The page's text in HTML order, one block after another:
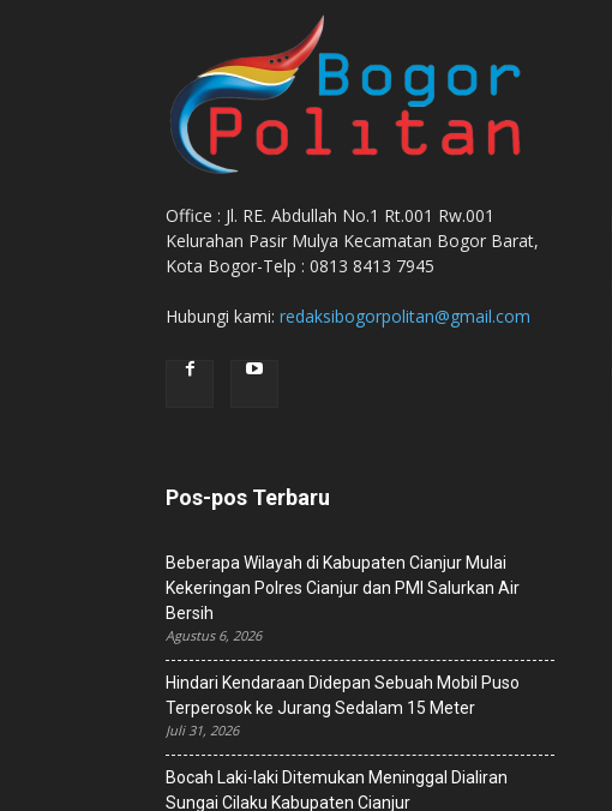
Office : Jl. RE. Abdullah No.1 Rt.001 Rw.001
Kelurahan Pasir Mulya Kecamatan Bogor Barat,
Kota Bogor-Telp : 0813 8413 7945
Hubungi kami: redaksibogorpolitan@gmail.com
Pos-pos Terbaru
Beberapa Wilayah di Kabupaten Cianjur Mulai
Kekeringan Polres Cianjur dan PMI Salurkan Air
Bersih
Agustus 6, 2026
Hindari Kendaraan Didepan Sebuah Mobil Puso
Terperosok ke Jurang Sedalam 15 Meter
Juli 31, 2026
Bocah Laki-laki Ditemukan Meninggal Dialiran
Sungai Cilaku Kabupaten Cianjur